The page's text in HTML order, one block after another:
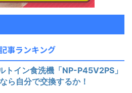
事ランキング
トイン食洗機「NP-P45V2PS」
ら自分で交換するか！